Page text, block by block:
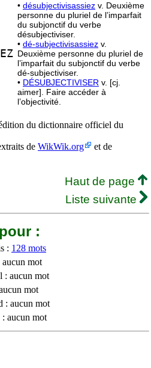
• désubjectivisassiez v. Deuxième
personne du pluriel de l’imparfait
du subjonctif du verbe
désubjectiviser.
• dé-subjectivisassiez v.
Deuxième personne du pluriel de
l’imparfait du subjonctif du verbe
dé-subjectiviser.
• DÉSUBJECTIVISER v. [cj.
aimer]. Faire accéder à
l’objectivité.
du dictionnaire officiel du
de WikWik.org
et de
Haut de page
Liste suivante
:
: 128 mots
aucun mot
: aucun mot
mot
: aucun mot
aucun mot